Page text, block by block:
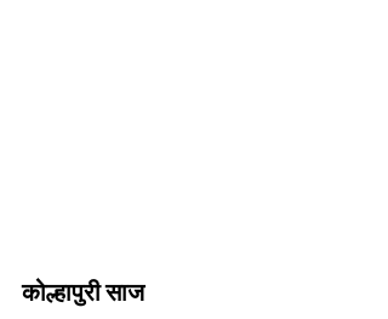
कोल्हापुरी साज